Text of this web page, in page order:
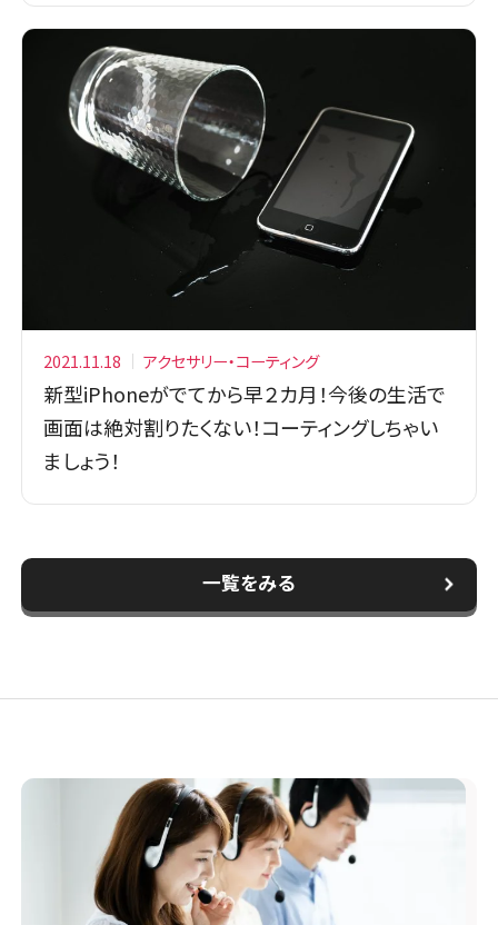
2021.11.18 アクセサリー・コーティング
新型iPhoneがでてから早２カ月！今後の生活で
画面は絶対割りたくない！コーティングしちゃい
ましょう！
一覧をみる